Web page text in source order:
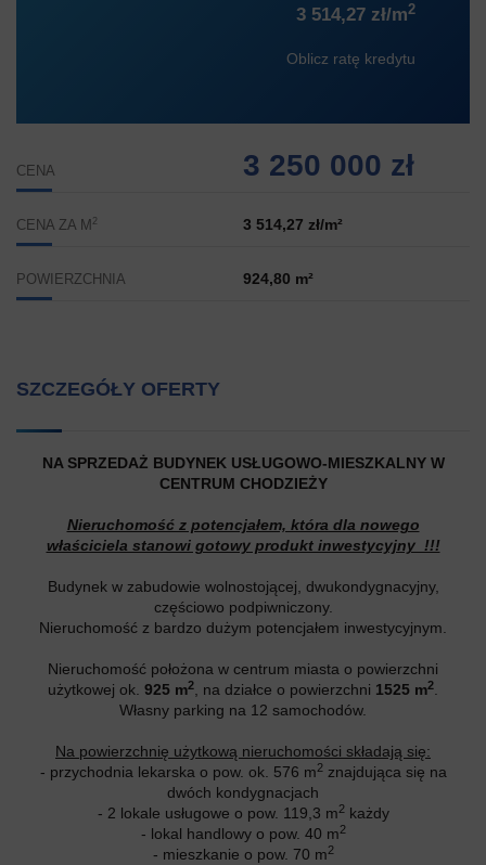
3 514,27 zł/m2
Oblicz ratę kredytu
CENA 3 250 000 zł
CENA ZA M 2 3 514,27 zł/m²
POWIERZCHNIA 924,80 m²
SZCZEGÓŁY OFERTY
NA SPRZEDAŻ BUDYNEK USŁUGOWO-MIESZKALNY W
CENTRUM CHODZIEŻY
Nieruchomość z potencjałem, która dla nowego
właściciela stanowi gotowy produkt inwestycyjny !!!
Budynek w zabudowie wolnostojącej, dwukondygnacyjny,
częściowo podpiwniczony.
Nieruchomość z bardzo dużym potencjałem inwestycyjnym.
Nieruchomość położona w centrum miasta o powierzchni
użytkowej ok. 925 m2 , na działce o powierzchni 1525 m2
Własny parking na 12 samochodów.
Na powierzchnię użytkową nieruchomości składają się:
- przychodnia lekarska o pow. ok. 576 m2znajdująca się na
dwóch kondygnacjach
- 2 lokale usługowe o pow. 119,3 m2każdy
- lokal handlowy o pow. 40 m2
- mieszkanie o pow. 70 m2